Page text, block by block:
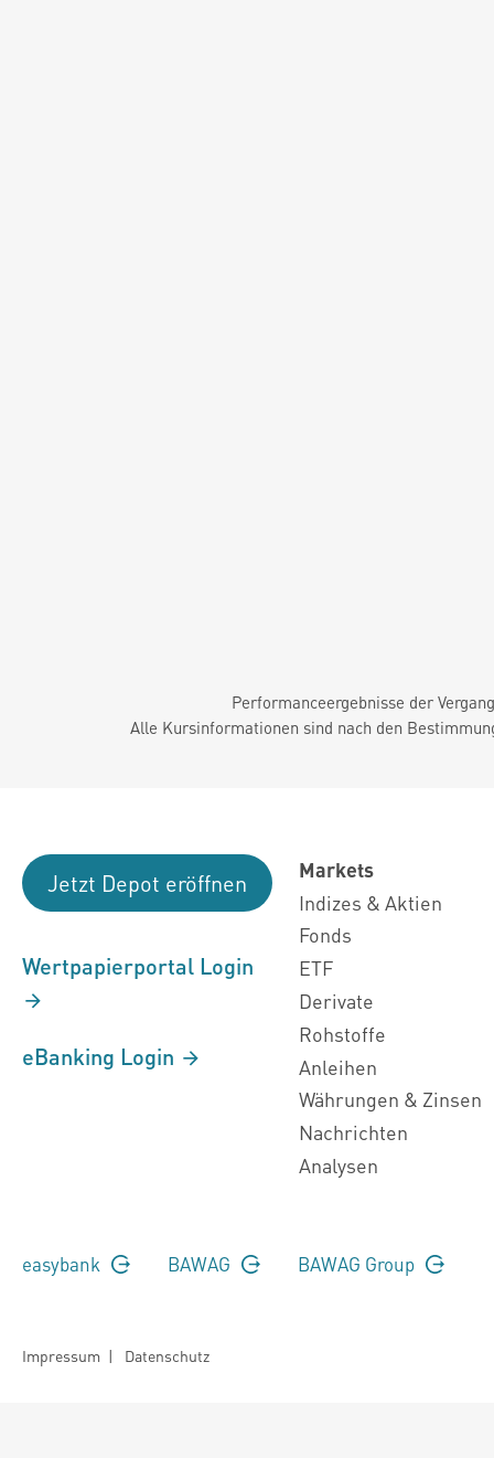
Performanceergebnisse der
Alle Kursinformationen sind nach den
Jetzt Depot eröffnen
Wertpapierportal Login
eBanking Login
Markets
Indizes & Aktien
Fonds
ETF
Derivate
Rohstoffe
Anleihen
Währungen & Zinsen
Nachrichten
Analysen
easybank BAWAG BAWAG Group
Impressum | Datenschutz